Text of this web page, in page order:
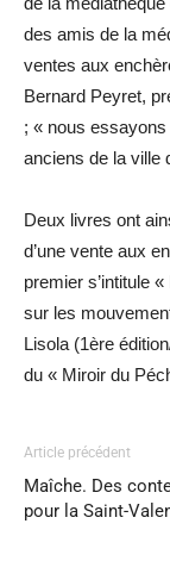
des amis de la
ventes aux
Bernard Peyret,
; « nous essayons
anciens de la ville
Deux livres ont
d’une vente aux
premier s’intitule
sur les
Lisola (1ère
du « Miroir du
Article précédent
Maîche. Des
pour la Saint-